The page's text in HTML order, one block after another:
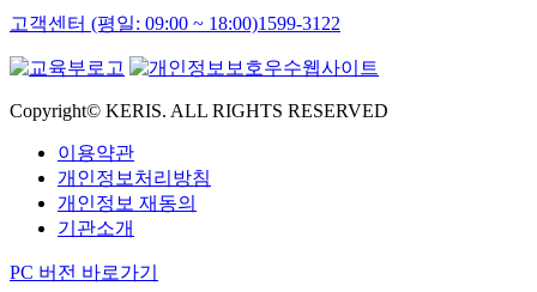
고객센터 (평일: 09:00 ~ 18:00)1599-3122
Copyright© KERIS. ALL RIGHTS RESERVED
이용약관
개인정보처리방침
개인정보 재동의
기관소개
PC 버전 바로가기